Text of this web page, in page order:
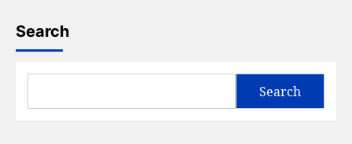
Search
Search